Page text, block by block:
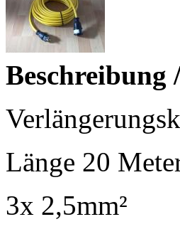
Beschreibung
Länge 20
3x 2,5mm²